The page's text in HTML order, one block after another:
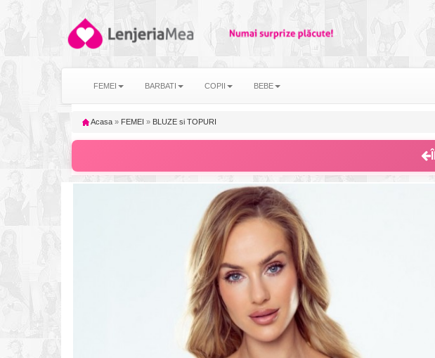
FEMEI BARBATI COPII BEBE
Acasa » FEMEI » BLUZE si TOPURI